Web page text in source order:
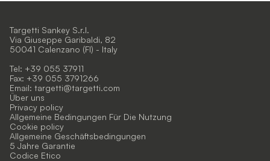
Targetti Sankey S.r.l.
Via Giuseppe Garibaldi, 82
50041 Calenzano (FI) - Italy
Tel: +39 055 37911
Fax: +39 055 3791266
Email: targetti@targetti.com
Über uns
Privacy policy
Allgemeine Bedingungen Für Die Nutzung
Cookie policy
Allgemeine Geschäftsbedingungen
5 Jahre Garantie
Codice Etico